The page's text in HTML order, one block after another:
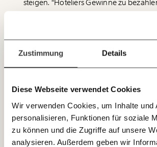
Zustimmung Details
Diese Webseite verwendet Cookies
Wir verwenden Cookies, um Inhalte und
personalisieren, Funktionen für soziale
zu können und die Zugriffe auf unsere
analysieren. Außerdem geben wir
JETZT
EINFACH
TEILEN.
Fragen und
Immer auf dem
mit unseren gratis
E-Mail-Newslettern!
steigen. “Hoteliers Gewinne zu